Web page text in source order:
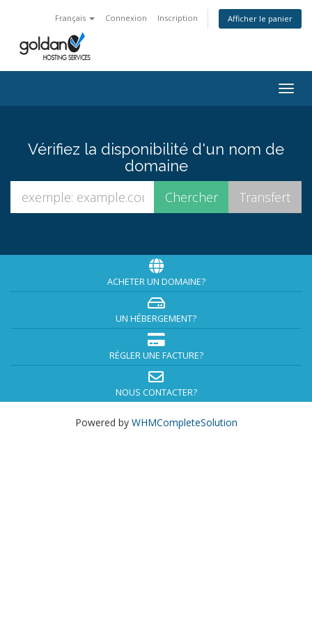
Français Connexion Inscription Afficher le panier
Vérifiez la disponibilité d'un nom de
domaine
ACHETER UN DOMAINE?
UN HÉBERGEMENT?
RÉGLER UNE FACTURE?
NOUS CONTACTER?
Powered by WHMCompleteSolution